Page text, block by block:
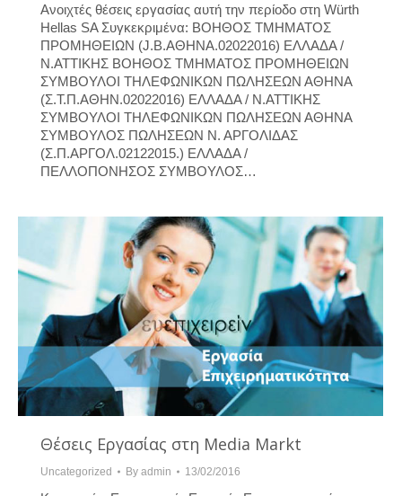
Ανοιχτές θέσεις εργασίας αυτή την περίοδο στη Würth
Hellas SA Συγκεκριμένα: ΒΟΗΘΟΣ ΤΜΗΜΑΤΟΣ
ΠΡΟΜΗΘΕΙΩΝ (J.B.ΑΘΗΝΑ.02022016) ΕΛΛΑΔΑ /
Ν.ΑΤΤΙΚΗΣ ΒΟΗΘΟΣ ΤΜΗΜΑΤΟΣ ΠΡΟΜΗΘΕΙΩΝ
ΣΥΜΒΟΥΛΟΙ ΤΗΛΕΦΩΝΙΚΩΝ ΠΩΛΗΣΕΩΝ ΑΘΗΝΑ
(Σ.Τ.Π.ΑΘΗΝ.02022016) ΕΛΛΑΔΑ / Ν.ΑΤΤΙΚΗΣ
ΣΥΜΒΟΥΛΟΙ ΤΗΛΕΦΩΝΙΚΩΝ ΠΩΛΗΣΕΩΝ ΑΘΗΝΑ
ΣΥΜΒΟΥΛΟΣ ΠΩΛΗΣΕΩΝ Ν. ΑΡΓΟΛΙΔΑΣ
(Σ.Π.ΑΡΓΟΛ.02122015.) ΕΛΛΑΔΑ /
ΠΕΛΛΟΠΟΝΗΣΟΣ ΣΥΜΒΟΥΛΟΣ…
Θέσεις Εργασίας στη Media Markt
Uncategorized By admin 13/02/2016